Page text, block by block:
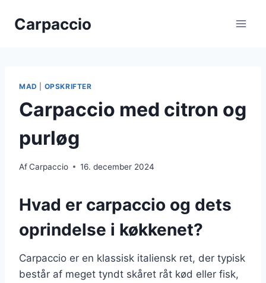
Carpaccio
MAD OPSKRIFTER
Carpaccio med citron og
purløg
AfCarpaccio 16. december 2024
Hvad er carpaccio og dets
oprindelse i køkkenet?
Carpaccio er en klassisk italiensk ret, der typisk
består af meget tyndt skåret råt kød eller fisk,